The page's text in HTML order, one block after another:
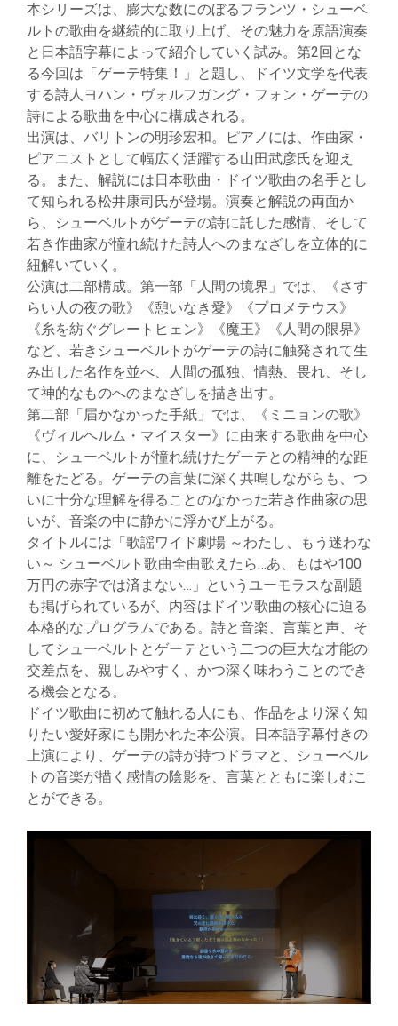
本シリーズは、膨大な数にのぼるフランツ・シューベ
ルトの歌曲を継続的に取り上げ、その魅力を原語演奏
と日本語字幕によって紹介していく試み。第2回とな
る今回は「ゲーテ特集！」と題し、ドイツ文学を代表
する詩人ヨハン・ヴォルフガング・フォン・ゲーテの
詩による歌曲を中心に構成される。
出演は、バリトンの明珍宏和。ピアノには、作曲家・
ピアニストとして幅広く活躍する山田武彦氏を迎え
る。また、解説には日本歌曲・ドイツ歌曲の名手とし
て知られる松井康司氏が登場。演奏と解説の両面か
ら、シューベルトがゲーテの詩に託した感情、そして
若き作曲家が憧れ続けた詩人へのまなざしを立体的に
紐解いていく。
公演は二部構成。第一部「人間の境界」では、《さす
らい人の夜の歌》《憩いなき愛》《プロメテウス》
《糸を紡ぐグレートヒェン》《魔王》《人間の限界》
など、若きシューベルトがゲーテの詩に触発されて生
み出した名作を並べ、人間の孤独、情熱、畏れ、そし
て神的なものへのまなざしを描き出す。
第二部「届かなかった手紙」では、《ミニョンの歌》
《ヴィルヘルム・マイスター》に由来する歌曲を中心
に、シューベルトが憧れ続けたゲーテとの精神的な距
離をたどる。ゲーテの言葉に深く共鳴しながらも、つ
いに十分な理解を得ることのなかった若き作曲家の思
いが、音楽の中に静かに浮かび上がる。
タイトルには「歌謡ワイド劇場 ～わたし、もう迷わな
い～ シューベルト歌曲全曲歌えたら…あ、もはや100
万円の赤字では済まない…」というユーモラスな副題
も掲げられているが、内容はドイツ歌曲の核心に迫る
本格的なプログラムである。詩と音楽、言葉と声、そ
してシューベルトとゲーテという二つの巨大な才能の
交差点を、親しみやすく、かつ深く味わうことのでき
る機会となる。
ドイツ歌曲に初めて触れる人にも、作品をより深く知
りたい愛好家にも開かれた本公演。日本語字幕付きの
上演により、ゲーテの詩が持つドラマと、シューベル
トの音楽が描く感情の陰影を、言葉とともに楽しむこ
とができる。